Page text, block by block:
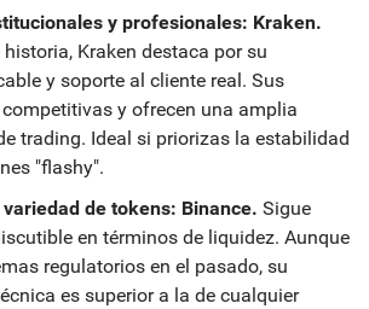
y profesionales: Kraken.
Kraken destaca por su
y soporte al cliente real. Sus
y ofrecen una amplia
trading. Ideal si priorizas la estabilidad
"flashy".
de tokens: Binance. Sigue
en términos de liquidez. Aunque
regulatorios en el pasado, su
es superior a la de cualquier